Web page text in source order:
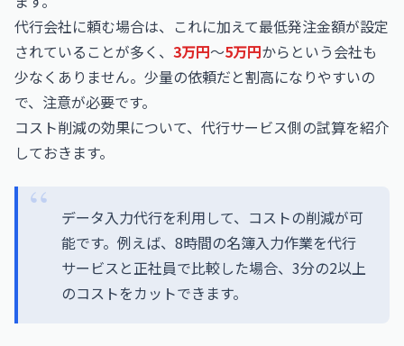
代行会社に頼む場合は、これに加えて最低発注金額が設定
されていることが多く、 3万円〜5万円からという会社も
少なくありません。少量の依頼だと割高になりやすいの
で、注意が必要です。
コスト削減の効果について、代行サービス側の試算を紹介
しておきます。
データ入力代行を利用して、コストの削減が可
能です。例えば、8時間の名簿入力作業を代行
サービスと正社員で比較した場合、3分の2以上
のコストをカットできます。